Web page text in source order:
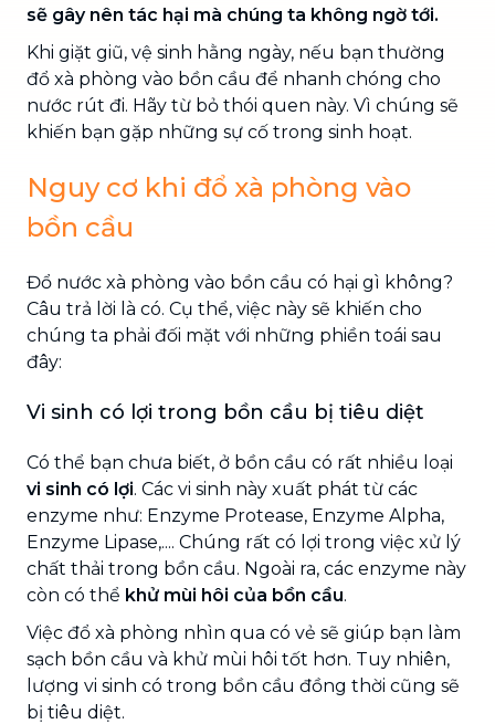
sẽ gây nên tác hại mà chúng ta không ngờ tới.
Khi giặt giũ, vệ sinh hằng ngày, nếu bạn thường
đổ xà phòng vào bồn cầu để nhanh chóng cho
nước rút đi. Hãy từ bỏ thói quen này. Vì chúng sẽ
khiến bạn gặp những sự cố trong sinh hoạt.
Nguy cơ khi đổ xà phòng vào
bồn cầu
Đổ nước xà phòng vào bồn cầu có hại gì không?
Câu trả lời là có. Cụ thể, việc này sẽ khiến cho
chúng ta phải đối mặt với những phiền toái sau
đây:
Vi sinh có lợi trong bồn cầu bị tiêu diệt
Có thể bạn chưa biết, ở bồn cầu có rất nhiều loại
vi sinh có lợi. Các vi sinh này xuất phát từ các
enzyme như: Enzyme Protease, Enzyme Alpha,
Enzyme Lipase,.... Chúng rất có lợi trong việc xử lý
chất thải trong bồn cầu. Ngoài ra, các enzyme này
còn có thể khử mùi hôi của bồn cầu.
Việc đổ xà phòng nhìn qua có vẻ sẽ giúp bạn làm
sạch bồn cầu và khử mùi hôi tốt hơn. Tuy nhiên,
lượng vi sinh có trong bồn cầu đồng thời cũng sẽ
bị tiêu diệt.